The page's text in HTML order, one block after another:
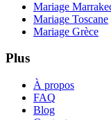
Mariage
Mariage Toscane
Mariage Grèce
Plus
À propos
FAQ
Blog